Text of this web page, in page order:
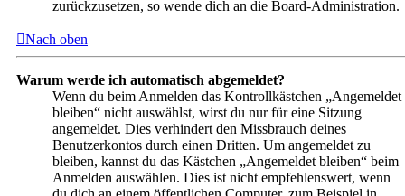
zurückzusetzen, so wende dich an die Board-Administration.
Nach oben
Warum werde ich automatisch abgemeldet?
Wenn du beim Anmelden das Kontrollkästchen „Angemeldet
bleiben“ nicht auswählst, wirst du nur für eine Sitzung
angemeldet. Dies verhindert den Missbrauch deines
Benutzerkontos durch einen Dritten. Um angemeldet zu
bleiben, kannst du das Kästchen „Angemeldet bleiben“ beim
Anmelden auswählen. Dies ist nicht empfehlenswert, wenn